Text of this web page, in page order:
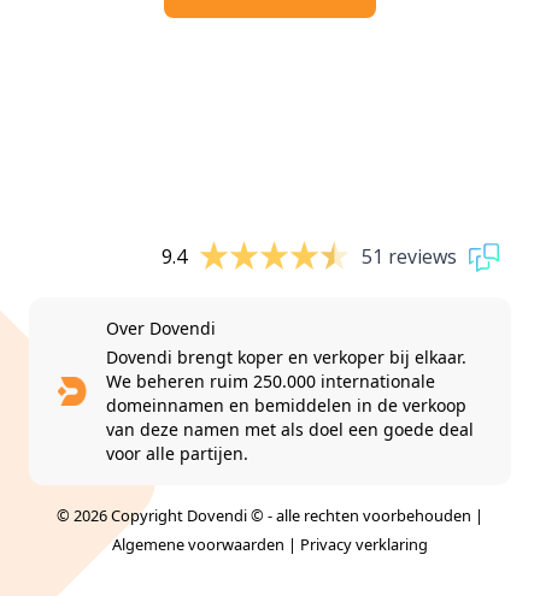
9.4 51 reviews
Over Dovendi
Dovendi brengt koper en verkoper bij elkaar.
We beheren ruim 250.000 internationale
domeinnamen en bemiddelen in de verkoop
van deze namen met als doel een goede deal
voor alle partijen.
© 2026 Copyright Dovendi © - alle rechten voorbehouden |
Algemene voorwaarden | Privacy verklaring